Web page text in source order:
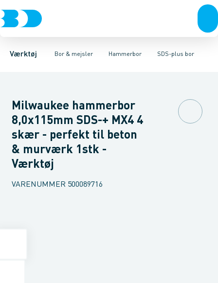
Værktøj Bor & mejsler
Akku- & elværktøj HåndværktøjRørværktøj Bits & toppe
Hammerbor
MurborHammerborMetalborHulborDiamantborTræbor
SDS-plus bor
SDS-max bor SDS-plus bor Sæt
Milwaukee hammerbor
8,0x115mm SDS-+ MX4 4
skær - perfekt til beton
& murværk 1stk -
Værktøj
VARENUMMER 500089716